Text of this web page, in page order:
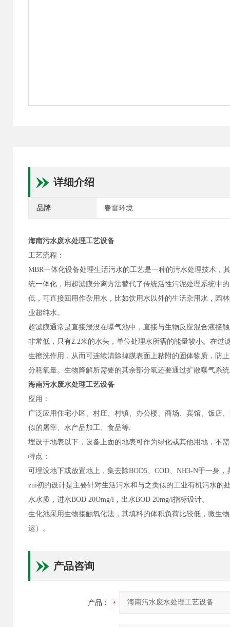
详细介绍
品牌 春雷环境
海南污水废水处理工艺设备
工艺流程：
MBR一体化设备处理生活污水的工艺是一种的污水处理技术，
统一体化，用超滤膜分离方法替代了传统活性污泥处理系统中
低，可直接回用作杂用水，比如饮用水以外的生活杂用水，园
业超纯水。
超滤膜通常是直接浸没在曝气池中，直接与生物反应混合液接
非常低，只有2.2米的水头，单位处理水所需的能量较小。在
生擦洗作用，从而可连续清除掉膜表面上粘附的固体物质，防
分耗氧量。生物降解所需要的其余部分氧还要通过扩散曝气系
海南污水废水处理工艺设备
应用：
广泛应用住宅小区、村庄、村镇、办公楼、商场、宾馆、饭店
似的屠宰、水产品加工、食品等.
埋设于地表以下，设备上面的地表可作为绿化或其他用地，不
特点：
可埋设地下或放置地上，集去除BOD5、COD、NH3-N于一身
zui初的设计是主要针对生活污水和与之类似的工业有机污水
水水质，进水BOD 20Omg/l，出水BOD 20mg/l指标设计。
生化池采用生物接触氧化法，其填料的体积负荷比较低，微生
运）。
产品咨询
产品：